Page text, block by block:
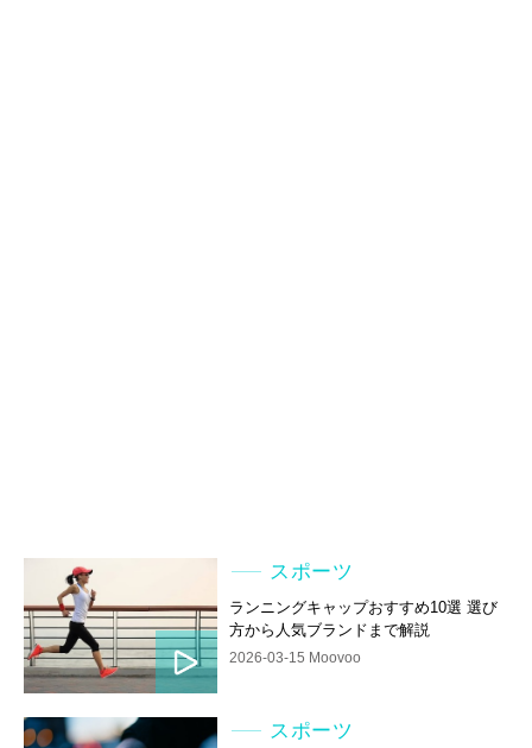
スポーツ
ランニングキャップおすすめ10選 選び
方から人気ブランドまで解説
2026-03-15 Moovoo
スポーツ